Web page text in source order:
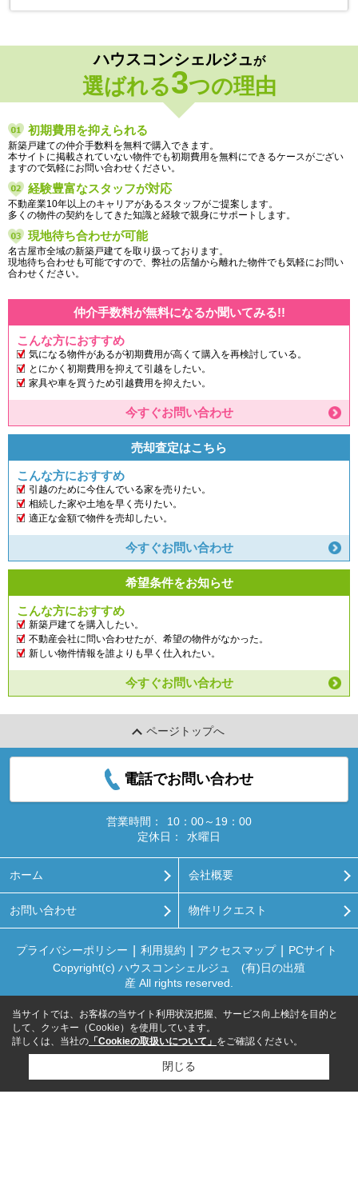
ハウスコンシェルジュが
選ばれる3つの理由
初期費用を抑えられる
新築戸建ての仲介手数料を無料で購入できます。
本サイトに掲載されていない物件でも初期費用を無料にできるケースがござい
ますので気軽にお問い合わせください。
経験豊富なスタッフが対応
不動産業10年以上のキャリアがあるスタッフがご提案します。
多くの物件の契約をしてきた知識と経験で親身にサポートします。
現地待ち合わせが可能
名古屋市全域の新築戸建てを取り扱っております。
現地待ち合わせも可能ですので、弊社の店舗から離れた物件でも気軽にお問い
合わせください。
仲介手数料が無料になるか聞いてみる!!
こんな方におすすめ
気になる物件があるが初期費用が高くて購入を再検討している。
とにかく初期費用を抑えて引越をしたい。
家具や車を買うため引越費用を抑えたい。
今すぐお問い合わせ
売却査定はこちら
こんな方におすすめ
引越のために今住んでいる家を売りたい。
相続した家や土地を早く売りたい。
適正な金額で物件を売却したい。
今すぐお問い合わせ
希望条件をお知らせ
こんな方におすすめ
新築戸建てを購入したい。
不動産会社に問い合わせたが、希望の物件がなかった。
新しい物件情報を誰よりも早く仕入れたい。
今すぐお問い合わせ
ページトップへ
電話でお問い合わせ
営業時間：
10：00～19：00
定休日：
水曜日
ホーム 会社概要
お問い合わせ 物件リクエスト
プライバシーポリシー 利用規約 アクセスマップ
PCサイト
Copyright(c) ハウスコンシェルジュ (有)日の出殖
産 All rights reserved.
当サイトでは、お客様の当サイト利用状況把握、サービス向上検討を目的と
して、クッキー（Cookie）を使用しています。
詳しくは、当社の 「Cookieの取扱いについて」 をご確認ください。
閉じる